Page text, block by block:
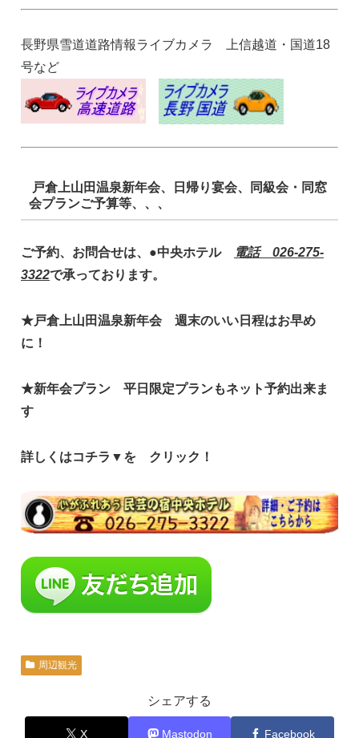
長野県雪道道路情報ライブカメラ 上信越道・国道18
号など
戸倉上山田温泉新年会、日帰り宴会、同級会・同窓
会プランご予算等、、、
ご予約、お問合せは、●中央ホテル
電話 026-275-
3322で承っております。
★戸倉上山田温泉新年会 週末のいい日程はお早め
に！
★新年会プラン 平日限定プランもネット予約出来ま
す
詳しくはコチラ▼を クリック！
周辺観光
シェアする
X Mastodon Facebook